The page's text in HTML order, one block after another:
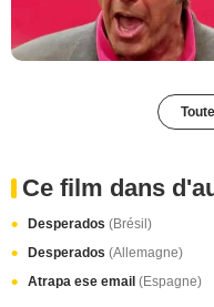
Ce film dans
Desperados (Brésil)
Desperados (Allemagne)
Atrapa ese email (Espagne)